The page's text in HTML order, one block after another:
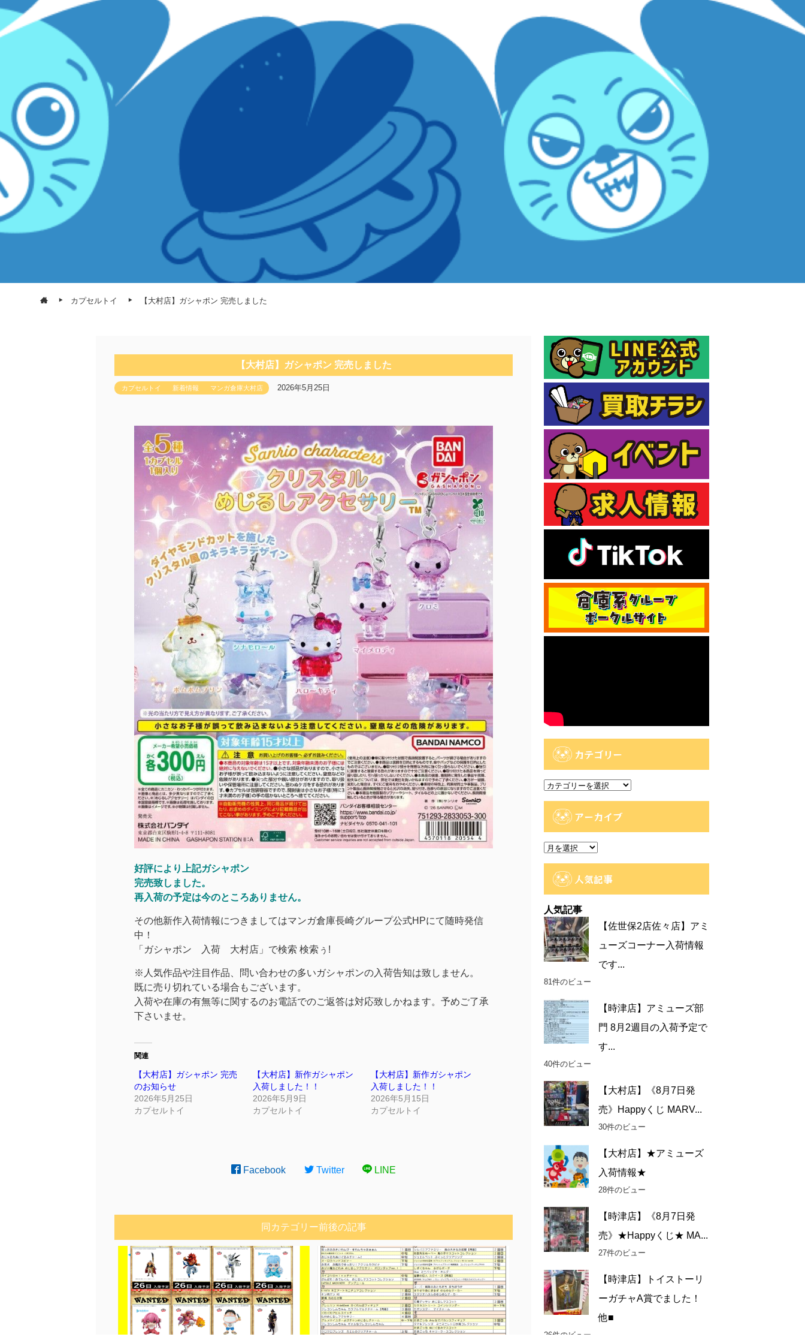
カプセルトイ 【大村店】ガシャポン 完売しました
【大村店】ガシャポン 完売しました
カプセルトイ 新着情報 マンガ倉庫大村店 2026年5月25日
好評により上記ガシャポン
完売致しました。
再入荷の予定は今のところありません。
その他新作入荷情報につきましてはマンガ倉庫長崎グループ公式HPにて随時発信
中！
「ガシャポン 入荷 大村店」で検索 検索ぅ!
※人気作品や注目作品、問い合わせの多いガシャポンの入荷告知は致しません。
既に売り切れている場合もございます。
入荷や在庫の有無等に関するのお電話でのご返答は対応致しかねます。予めご了承
下さいませ。
関連
【大村店】ガシャポン 完売
のお知らせ
2026年5月25日
カプセルトイ
【大村店】新作ガシャポン
入荷しました！！
2026年5月9日
カプセルトイ
【大村店】新作ガシャポン
入荷しました！！
2026年5月15日
カプセルトイ
Facebook Twitter LINE
同カテゴリー前後の記事
カテゴリー
カ
アーカイブ
ア
人気記事
人気記事
【佐世保2店佐々店】アミ
ューズコーナー入荷情報
です...
81件のビュー
【時津店】アミューズ部
門 8月2週目の入荷予定で
す...
40件のビュー
【大村店】《8月7日発
売》Happyくじ MARV...
30件のビュー
【大村店】★アミューズ
入荷情報★
28件のビュー
【時津店】《8月7日発
売》★Happyくじ★ MA...
27件のビュー
【時津店】トイストーリ
ーガチャA賞でました！
他■
26件のビュー